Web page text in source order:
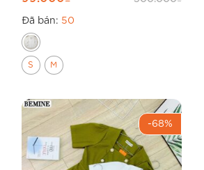
Đã bán: 50
S M
-68%